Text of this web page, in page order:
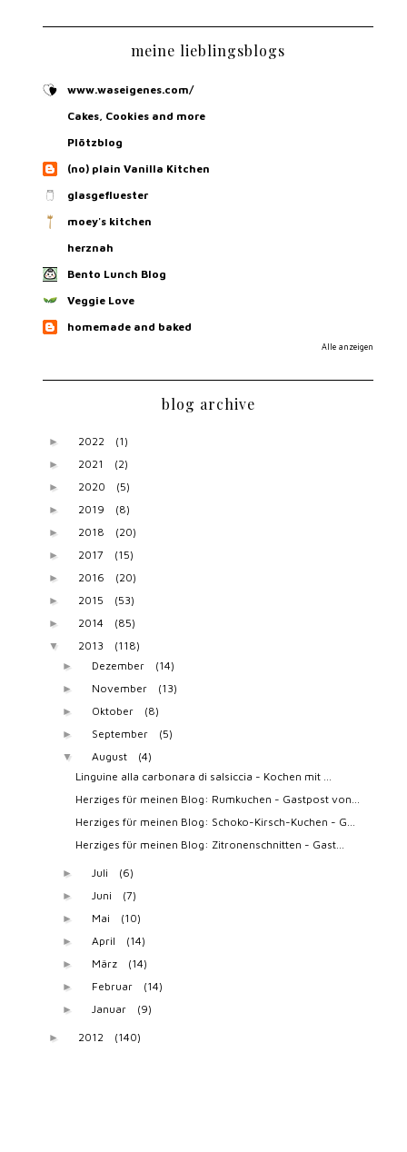
meine lieblingsblogs
www.waseigenes.com/
Cakes, Cookies and more
Plötzblog
(no) plain Vanilla Kitchen
glasgefluester
moey's kitchen
herznah
Bento Lunch Blog
Veggie Love
homemade and baked
Alle anzeigen
blog archive
► 2022 (1)
► 2021 (2)
► 2020 (5)
► 2019 (8)
► 2018 (20)
► 2017 (15)
► 2016 (20)
► 2015 (53)
► 2014 (85)
▼ 2013 (118)
► Dezember (14)
► November (13)
► Oktober (8)
► September (5)
▼ August
(4)
Linguine alla carbonara di salsiccia - Kochen mit ...
Herziges für meinen Blog: Rumkuchen - Gastpost von...
Herziges für meinen Blog: Schoko-Kirsch-Kuchen - G...
Herziges für meinen Blog: Zitronenschnitten - Gast...
► Juli (6)
► Juni (7)
► Mai (10)
► April (14)
► März (14)
► Februar (14)
► Januar (9)
► 2012 (140)